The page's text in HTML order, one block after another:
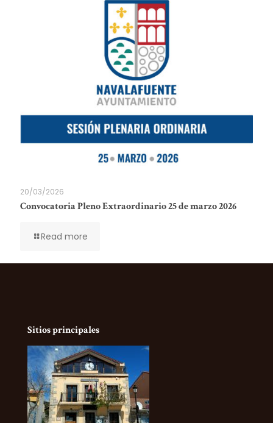
20/03/2026
Convocatoria Pleno Extraordinario 25 de marzo 2026
Read more
Sitios principales